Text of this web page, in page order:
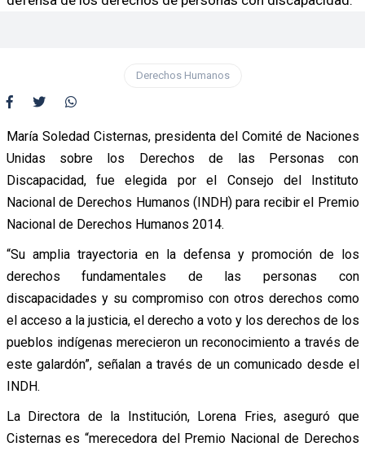
Derechos Humanos
María Soledad Cisternas, presidenta del Comité de Naciones
Unidas sobre los Derechos de las Personas con
Discapacidad, fue elegida por el Consejo del Instituto
Nacional de Derechos Humanos (INDH) para recibir el Premio
Nacional de Derechos Humanos 2014.
“Su amplia trayectoria en la defensa y promoción de los
derechos fundamentales de las personas con
discapacidades y su compromiso con otros derechos como
el acceso a la justicia, el derecho a voto y los derechos de los
pueblos indígenas merecieron un reconocimiento a través de
este galardón”, señalan a través de un comunicado desde el
INDH.
La Directora de la Institución, Lorena Fries, aseguró que
Cisternas es “merecedora del Premio Nacional de Derechos